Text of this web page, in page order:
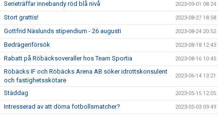
Serieträffar innebandy röd blå nivå 2023-09-01 08:24
Stort grattis! 2023-08-27 18:58
Gottfrid Näslunds stipendium - 26 augusti 2023-08-24 20:52
Bedrägeriförsök 2023-08-18 12:43
Rabatt på Röbäcksoveraller hos Team Sportia 2023-08-16 10:45
Röbäcks IF och Röbäcks Arena AB söker idrottskonsulent
och fastighetsskötare
2023-06-14 13:21
Städdag 2023-05-15 12:05
Intresserad av att döma fotbollsmatcher? 2023-05-03 09:49